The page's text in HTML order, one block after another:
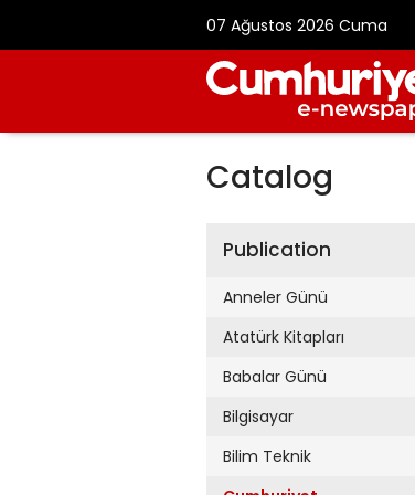
07 Ağustos 2026 Cuma
Catalog
Publication
Anneler Günü
Atatürk Kitapları
Babalar Günü
Bilgisayar
Bilim Teknik